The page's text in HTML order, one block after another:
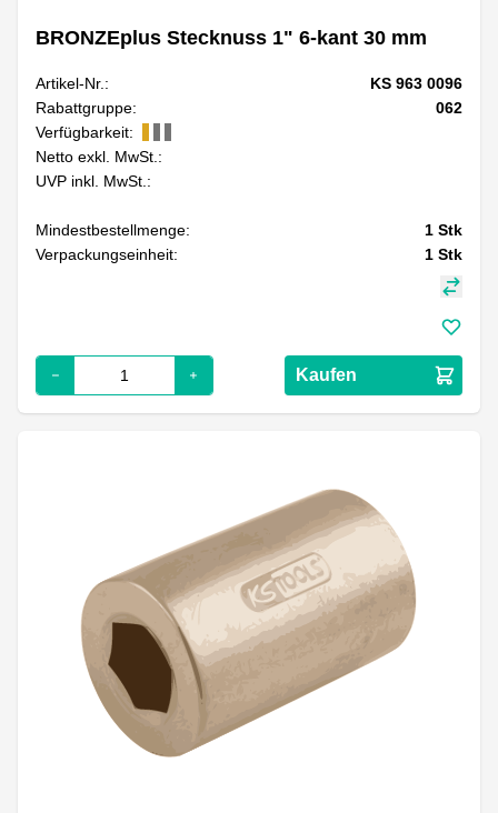
BRONZEplus Stecknuss 1" 6-kant 30 mm
Artikel-Nr.:
KS 963 0096
Rabattgruppe:
062
Verfügbarkeit:
Netto exkl. MwSt.:
UVP inkl. MwSt.:
Mindestbestellmenge: 1 Stk
Verpackungseinheit:
1 Stk
Kaufen